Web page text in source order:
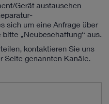
Gerät austauschen
sich um eine Anfrage über
„Neubeschaffung“ aus.
kontaktieren Sie uns
Seite genannten Kanäle.